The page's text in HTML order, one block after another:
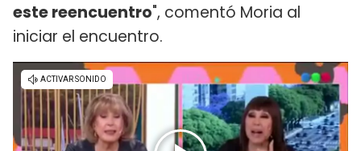
este reencuentro", comentó Moria al
iniciar el encuentro.